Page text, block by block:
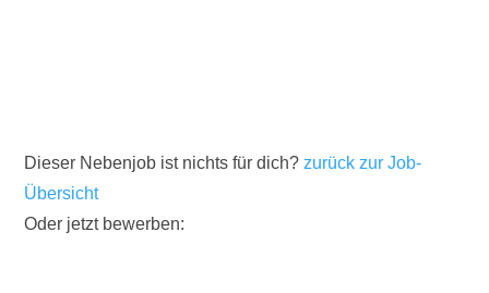
Dieser Nebenjob ist nichts für dich? zurück zur Job-
Übersicht
Oder jetzt bewerben: